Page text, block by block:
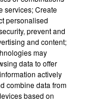
services; Create
personalised
prevent and
and content;
may
data to offer
actively
combine data from
based on